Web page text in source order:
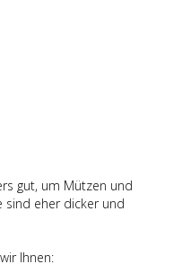
gut, um Mützen und
sind eher dicker und
Ihnen: